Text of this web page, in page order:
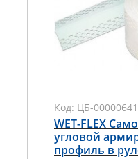
Код: ЦБ-00000641
WET-FLEX
угловой
профиль в